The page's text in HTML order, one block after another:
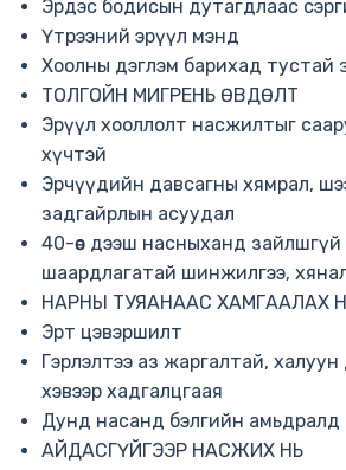
Эрдэс бодисын дутагдлаас
Үтрээний эрүүл мэнд
Хоолны дэглэм барихад тустай
ТОЛГОЙН МИГРЕНЬ ӨВДӨЛТ
Эрүүл хооллолт насжилтыг
хүчтэй
Эрчүүдийн давсагны хямрал,
задгайрлын асуудал
40-өөс дээш насныханд зайлшгүй
шаардлагатай шинжилгээ,
НАРНЫ ТУЯАНААС ХАМГААЛАХ
Эрт цэвэршилт
Гэрлэлтээ аз жаргалтай,
хэвээр хадгалцгаая
Дунд насанд бэлгийн амьдралд
АЙДАСГҮЙГЭЭР НАСЖИХ НЬ